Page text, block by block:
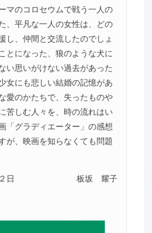
マのコロセウムで戦う一人の
、平凡な一人の女性は、どの
し、仲間と交流したのでしょ
とになった、狼のような犬に
い思いがけない過去があった
女にも悲しい結婚の記憶があ
愛のかたちで、失ったものや
苦しむ人々を、時の流れはい
「グラディエーター」の感想
が、映画を知らなくても問題
日 板坂 耀子